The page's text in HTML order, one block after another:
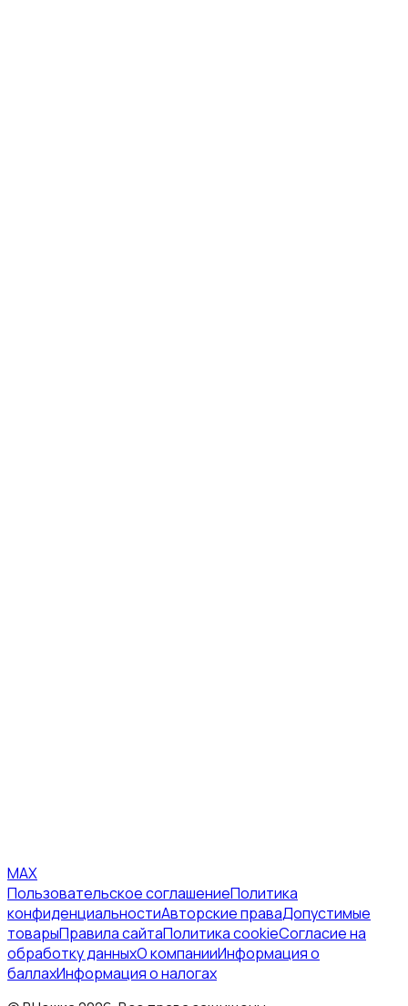
MAX
Пользовательское соглашениеПолитика
конфиденциальностиАвторские праваДопустимые
товарыПравила сайтаПолитика cookieСогласие на
обработку данныхО компанииИнформация о
баллахИнформация о налогах